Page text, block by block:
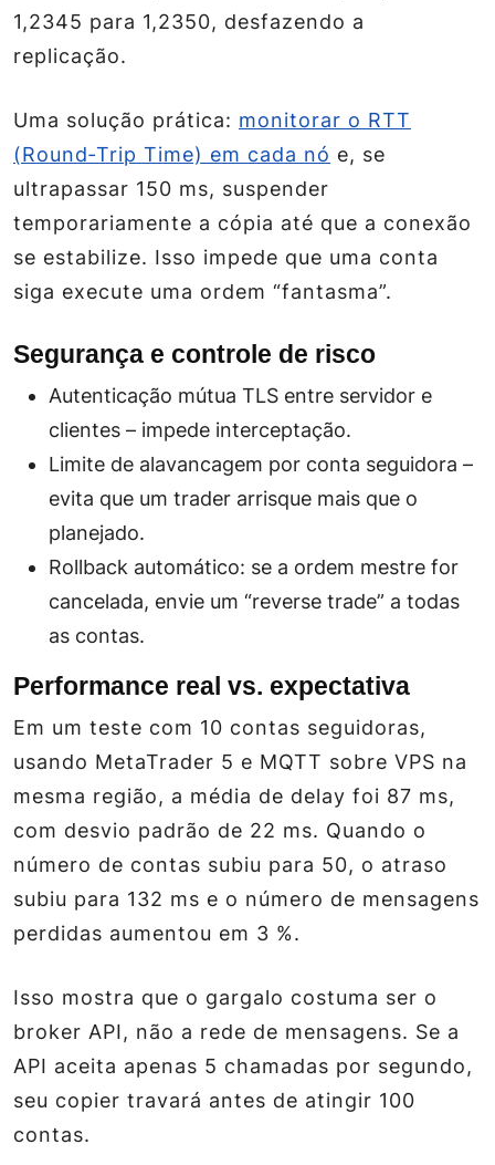
1,2345 para 1,2350, desfazendo a
replicação.
Uma solução prática: monitorar o RTT
(Round‑Trip Time) em cada nó e, se
ultrapassar 150 ms, suspender
temporariamente a cópia até que a conexão
se estabilize. Isso impede que uma conta
siga execute uma ordem “fantasma”.
Segurança e controle de risco
Autenticação mútua TLS entre servidor e
clientes – impede interceptação.
Limite de alavancagem por conta seguidora –
evita que um trader arrisque mais que o
planejado.
Rollback automático: se a ordem mestre for
cancelada, envie um “reverse trade” a todas
as contas.
Performance real vs. expectativa
Em um teste com 10 contas seguidoras,
usando MetaTrader 5 e MQTT sobre VPS na
mesma região, a média de delay foi 87 ms,
com desvio padrão de 22 ms. Quando o
número de contas subiu para 50, o atraso
subiu para 132 ms e o número de mensagens
perdidas aumentou em 3 %.
Isso mostra que o gargalo costuma ser o
broker API, não a rede de mensagens. Se a
API aceita apenas 5 chamadas por segundo,
seu copier travará antes de atingir 100
contas.